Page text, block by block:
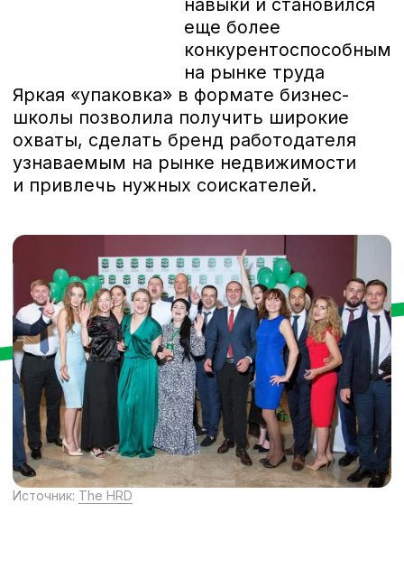
Источник:The HRD
этап 2
Создали концепцию
Разработали идею и привлекательный
визуал Orbi Business School, продумали
айдентику, мерч и визуальное
оформление всех материалов,
определили подходящий tone of voice,
сделали описания вакансий на участие
в программе, отличающиеся от того,
что было на рынке. Сыграли на стыке
возможности три месяца проходить
обучение и оплачиваемую стажировку
с проживанием летом в Батуми,
а на выходе — получить оффер
на действительно привлекательных
условиях.